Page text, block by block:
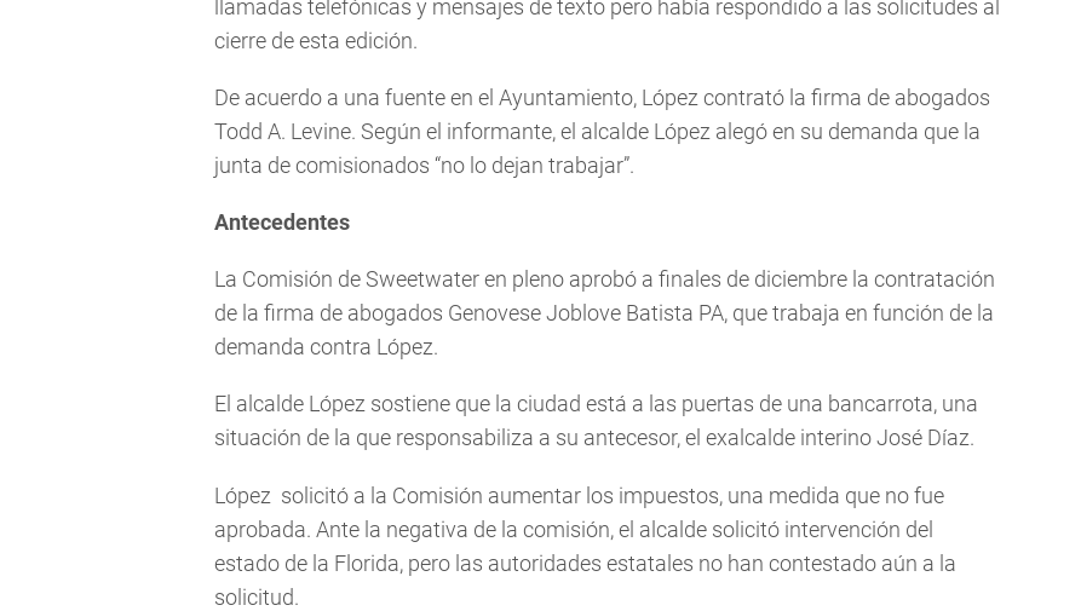
llamadas telefónicas y mensajes de texto pero había respondido a las solicitudes al
cierre de esta edición.
De acuerdo a una fuente en el Ayuntamiento, López contrató la firma de abogados
Todd A. Levine. Según el informante, el alcalde López alegó en su demanda que la
junta de comisionados “no lo dejan trabajar”.
Antecedentes
La Comisión de Sweetwater en pleno aprobó a finales de diciembre la contratación
de la firma de abogados Genovese Joblove Batista PA, que trabaja en función de la
demanda contra López.
El alcalde López sostiene que la ciudad está a las puertas de una bancarrota, una
situación de la que responsabiliza a su antecesor, el exalcalde interino José Díaz.
López solicitó a la Comisión aumentar los impuestos, una medida que no fue
aprobada. Ante la negativa de la comisión, el alcalde solicitó intervención del
estado de la Florida, pero las autoridades estatales no han contestado aún a la
solicitud.